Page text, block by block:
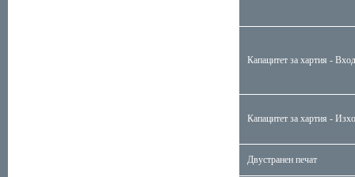
Капацитет за хартия -
Капацитет за хартия -
Двустранен печат